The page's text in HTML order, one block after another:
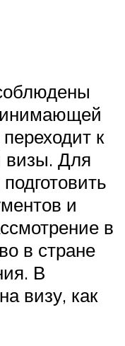
к
Для
и
в
в стране
В
визу, как